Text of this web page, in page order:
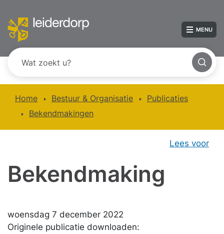
MENU
Home Bestuur & Organisatie
Publicaties
Bekendmakingen
Lees voor
Bekendmaking
woensdag 7 december 2022
Originele publicatie downloaden: